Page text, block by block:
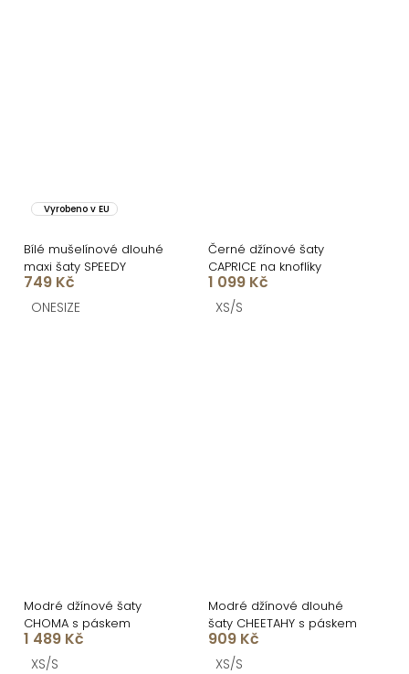
Vyrobeno v EU
Bílé mušelínové dlouhé
maxi šaty SPEEDY
749 Kč
ONESIZE
Černé džínové šaty
CAPRICE na knoflíky
1 099 Kč
XS/S
Modré džínové šaty
CHOMA s páskem
1 489 Kč
XS/S
Modré džínové dlouhé
šaty CHEETAHY s páskem
909 Kč
XS/S